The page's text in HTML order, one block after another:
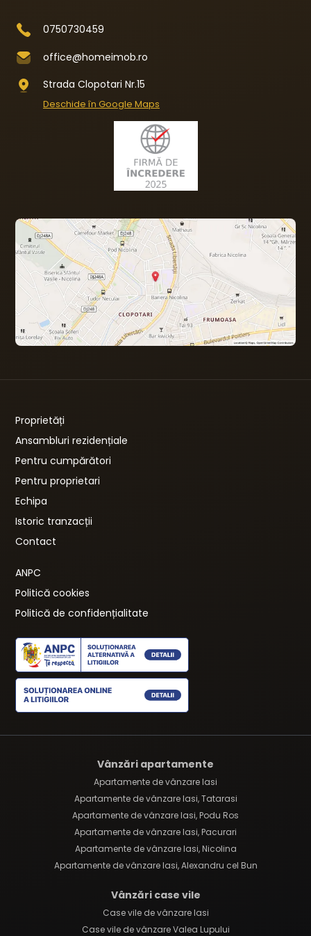
0750730459
office@homeimob.ro
Strada Clopotari Nr.15
Deschide în Google Maps
Proprietăți
Ansambluri rezidențiale
Pentru cumpărători
Pentru proprietari
Echipa
Istoric tranzacții
Contact
ANPC
Politică cookies
Politică de confidențialitate
Vânzări apartamente
Apartamente de vânzare Iasi
Apartamente de vânzare Iasi, Tatarasi
Apartamente de vânzare Iasi, Podu Ros
Apartamente de vânzare Iasi, Pacurari
Apartamente de vânzare Iasi, Nicolina
Apartamente de vânzare Iasi, Alexandru cel Bun
Vânzări case vile
Case vile de vânzare Iasi
Case vile de vânzare Valea Lupului